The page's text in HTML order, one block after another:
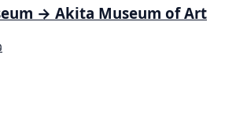
→ Akita Museum of Art